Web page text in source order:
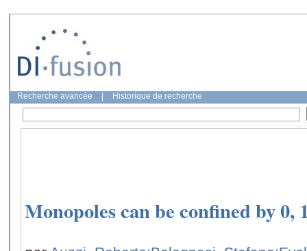
Recherche avancée Historique de recherche
Monopoles can be confined by 0,